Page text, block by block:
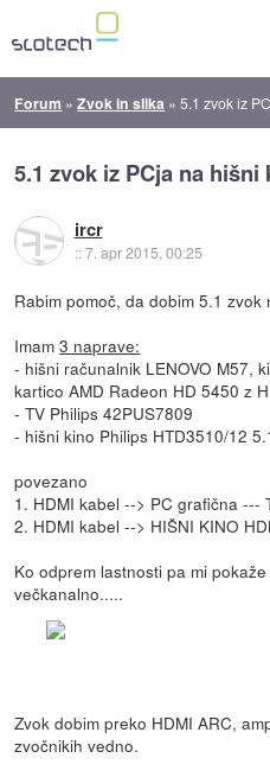
Forum »Zvok in slika »5.1 zvok iz
5.1 zvok iz PCja na hišni
ircr
::7. apr 2015, 00:25
Rabim pomoč, da dobim 5.1 zvok
Imam3 naprave:
- hišni računalnik LENOVO M57,
kartico AMD Radeon HD 5450 z
- TV Philips 42PUS7809
- hišni kino Philips HTD3510/12
povezano
1. HDMI kabel --> PC grafična ---
2. HDMI kabel --> HIŠNI KINO
Ko odprem lastnosti pa mi
večkanalno.....
Zvok dobim preko HDMI ARC,
zvočnikih vedno.